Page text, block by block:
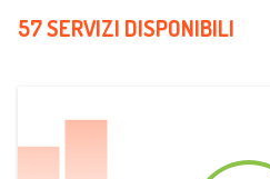
57 SERVIZI DISPONIBILI